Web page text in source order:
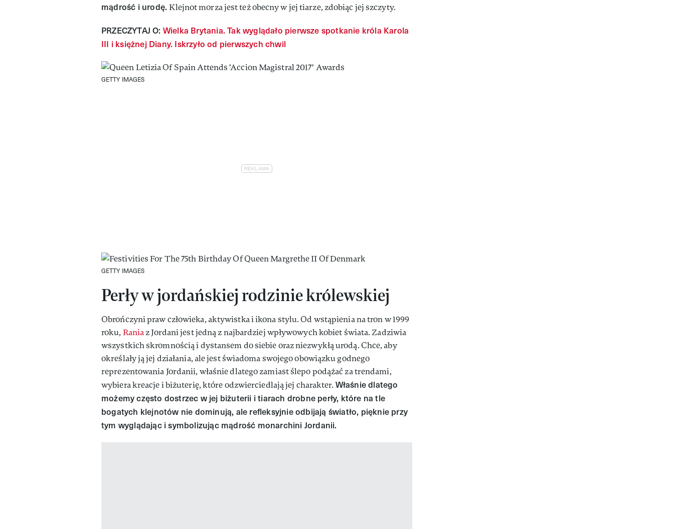
mądrość i urodę.Klejnot morza jest też obecny w jej tiarze, zdobiąc jej szczyty.
PRZECZYTAJ O: Wielka Brytania. Tak wyglądało pierwsze spotkanie króla Karola
III i księżnej Diany. Iskrzyło od pierwszych chwil
GETTY IMAGES
GETTY IMAGES
Perły w jordańskiej rodzinie królewskiej
Obrończyni praw człowieka, aktywistka i ikona stylu. Od wstąpienia na tron w 1999
roku, Raniaz Jordani jest jedną z najbardziej wpływowych kobiet świata. Zadziwia
wszystkich skromnością i dystansem do siebie oraz niezwykłą urodą. Chce, aby
określały ją jej działania, ale jest świadoma swojego obowiązku godnego
reprezentowania Jordanii, właśnie dlatego zamiast ślepo podążać za trendami,
wybiera kreacje i biżuterię, które odzwierciedlają jej charakter. Właśnie dlatego
możemy często dostrzec w jej biżuterii i tiarach drobne perły, które na tle
bogatych klejnotów nie dominują, ale refleksyjnie odbijają światło, pięknie przy
tym wyglądając i symbolizując mądrość monarchini Jordanii.